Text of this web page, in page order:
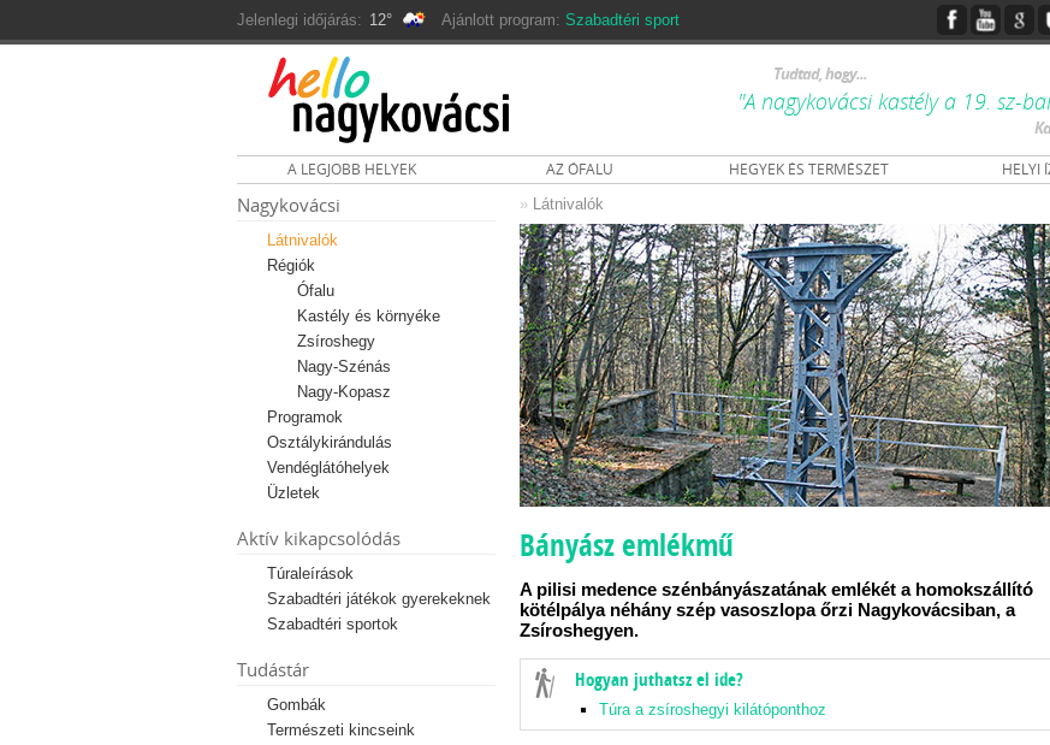
Jelenlegi időjárás: 12° Ajánlott program: Szabadtéri sport
Tudtad, hogy...
"A nagykovácsi kastély a 19. sz-
A LEGJOBB HELYEK AZ ÓFALU HEGYEK ÉS TERMÉSZET HELYI
Nagykovácsi
Látnivalók
Régiók
Ófalu
Kastély és környéke
Zsíroshegy
Nagy-Szénás
Nagy-Kopasz
Programok
Osztálykirándulás
Vendéglátóhelyek
Üzletek
Aktív kikapcsolódás
Túraleírások
Szabadtéri játékok gyerekeknek
Szabadtéri sportok
Tudástár
Gombák
Természeti kincseink
» Látnivalók
Bányász emlékmű
A pilisi medence szénbányászatának emlékét a homokszállító
kötélpálya néhány szép vasoszlopa őrzi Nagykovácsiban, a
Zsíroshegyen.
Hogyan juthatsz el ide?
Túra a zsíroshegyi kilátóponthoz